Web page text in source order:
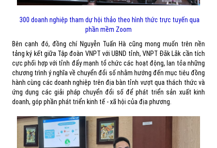
300 doanh nghiệp tham dự hội thảo theo hình thức trực tuyến qua
phần mềm Zoom
Bên cạnh đó, đồng chí Nguyễn Tuấn Hà cũng mong muốn trên nền
tảng ký kết giữa Tập đoàn VNPT với UBND tỉnh, VNPT Đắk Lắk cần tích
cực phối hợp với tỉnh đẩy mạnh tổ chức các hoạt động, lan tỏa những
chương trình ý nghĩa về chuyển đổi số nhằm hướng đến mục tiêu đồng
hành cùng các doanh nghiệp trên địa bàn tỉnh vượt qua thách thức và
ứng dụng các giải pháp chuyển đổi số để phát triển sản xuất kinh
doanh, góp phần phát triển kinh tế - xã hội của địa phương.